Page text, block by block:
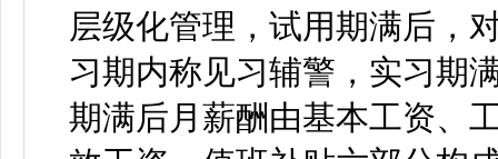
层级化管理，试用期满后，
习期内称见习辅警，实习期
期满后月薪酬由基本工资、